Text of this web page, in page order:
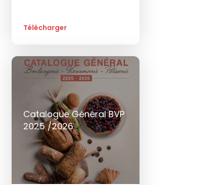
Télécharger
Catalogue Général BVP
2025 /2026